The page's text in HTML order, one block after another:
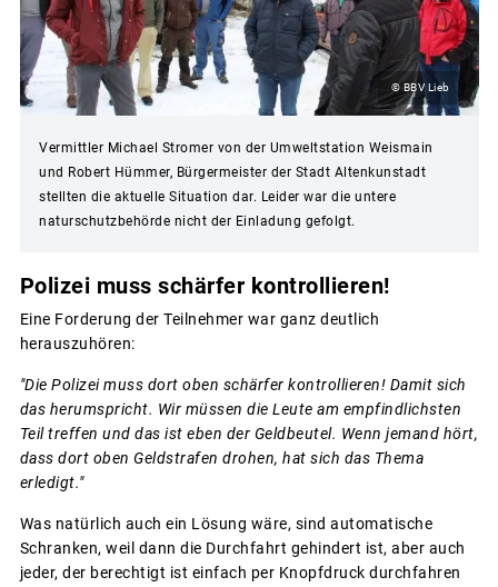
© BBV Lieb
Vermittler Michael Stromer von der Umweltstation Weismain
und Robert Hümmer, Bürgermeister der Stadt Altenkunstadt
stellten die aktuelle Situation dar. Leider war die untere
naturschutzbehörde nicht der Einladung gefolgt.
Polizei muss schärfer kontrollieren!
Eine Forderung der Teilnehmer war ganz deutlich
herauszuhören:
"Die Polizei muss dort oben schärfer kontrollieren! Damit sich
das herumspricht. Wir müssen die Leute am empfindlichsten
Teil treffen und das ist eben der Geldbeutel. Wenn jemand hört,
dass dort oben Geldstrafen drohen, hat sich das Thema
erledigt."
Was natürlich auch ein Lösung wäre, sind automatische
Schranken, weil dann die Durchfahrt gehindert ist, aber auch
jeder, der berechtigt ist einfach per Knopfdruck durchfahren